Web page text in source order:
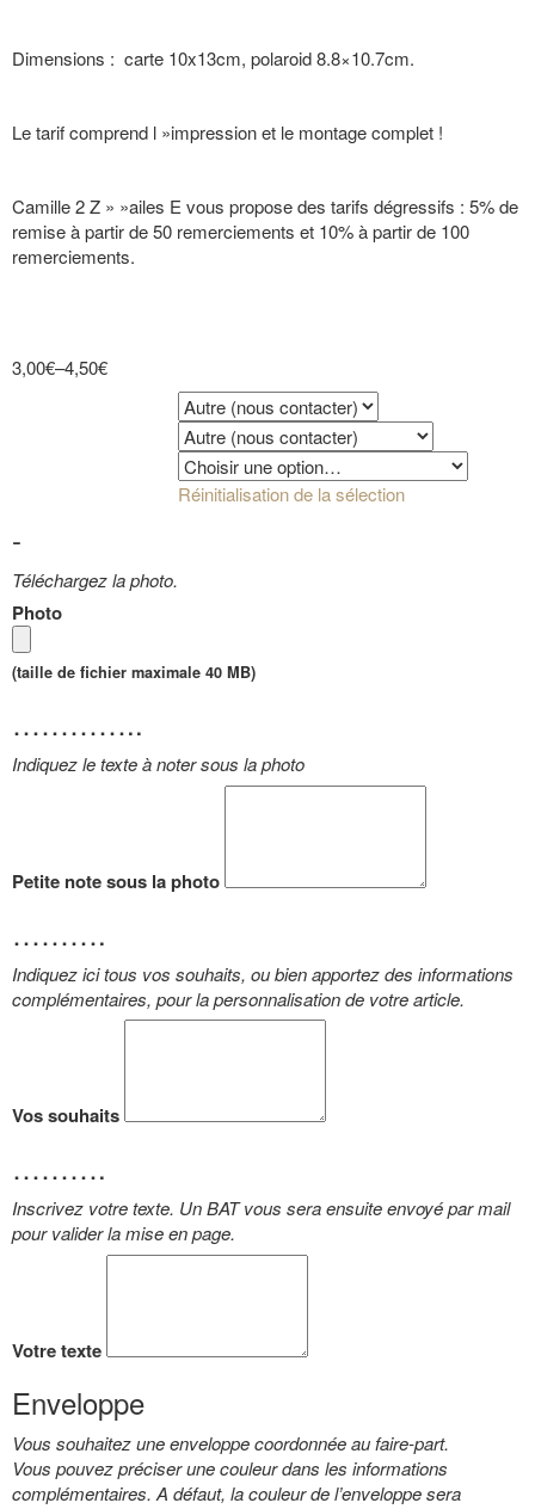
Dimensions : carte 10x13cm, polaroid 8.8×10.7cm.
Le tarif comprend l »impression et le montage complet !
Camille 2 Z » »ailes E vous propose des tarifs dégressifs : 5% de
remise à partir de 50 remerciements et 10% à partir de 100
remerciements.
3,00€–4,50€
Réinitialisation de la sélection
-
Téléchargez la photo.
Photo
(taille de fichier maximale 40 MB)
…………..
Indiquez le texte à noter sous la photo
Petite note sous la photo
……….
Indiquez ici tous vos souhaits, ou bien apportez des informations
complémentaires, pour la personnalisation de votre article.
Vos souhaits
……….
Inscrivez votre texte. Un BAT vous sera ensuite envoyé par mail
pour valider la mise en page.
Votre texte
Enveloppe
Vous souhaitez une enveloppe coordonnée au faire-part.
Vous pouvez préciser une couleur dans les informations
complémentaires. A défaut, la couleur de l’enveloppe sera